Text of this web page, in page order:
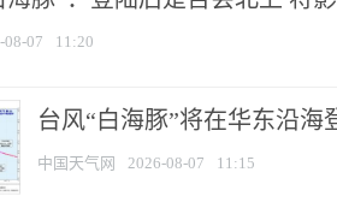
08-07 11:20
台风“白海豚”将在华东沿
中国天气网 2026-08-07 11:15